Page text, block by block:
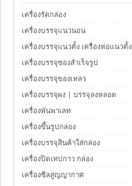
เครื่องรัดกล่อง
เครื่องบรรจุแนวนอน
เครื่องบรรจุแนวตั้ง เครื่องห่อแนวตั้ง
เครื่องบรรจุซองสำเร็จรูป
เครื่องบรรจุของเหลว
เครื่องบรรจุผง | บรรจุลงหลอด
เครื่องพันพาเลท
เครื่องขึ้นรูปกล่อง
เครื่องบรรจุสินค้าใส่กล่อง
เครื่องปิดเทปกาว กล่อง
เครื่องซีลสูญญากาศ